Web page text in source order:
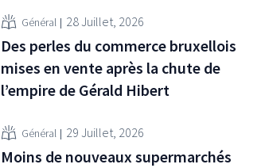
Général 28 Juillet, 2026
Des perles du commerce bruxellois
mises en vente après la chute de
l’empire de Gérald Hibert
Général 29 Juillet, 2026
Moins de nouveaux supermarchés